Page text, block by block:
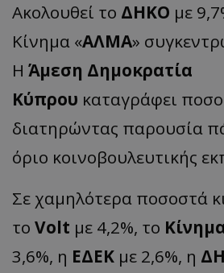
Ακολουθεί το ΔΗΚΟ με
Κίνημα «ΑΛΜΑ»
Η Άμεση Δημοκρατία
Κύπρου καταγράφει
διατηρώντας παρουσία
όριο κοινοβουλευτικής
Σε χαμηλότερα ποσοστά
το Volt με 4,2%, το
3,6%, η ΕΔΕΚ με 2,6%, η